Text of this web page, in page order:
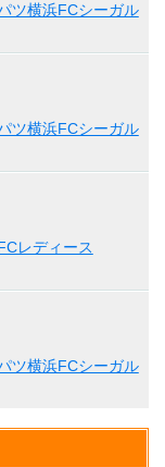
ツ横浜FCシーガル
ツ横浜FCシーガル
レディース
ツ横浜FCシーガル